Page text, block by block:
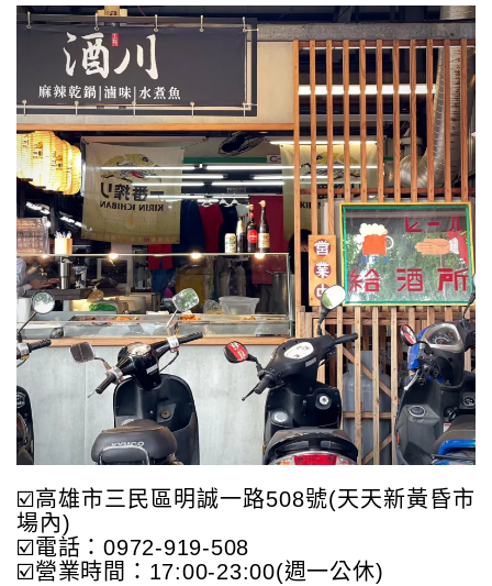
☑️高雄市三民區明誠一路508號(天天新黃昏市
場內)
☑️電話：0972-919-508
☑️營業時間：17:00-23:00(週一公休)